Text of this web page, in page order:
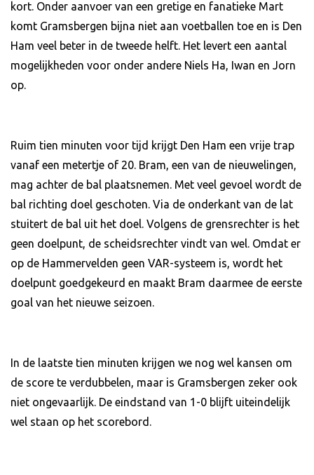
kort. Onder aanvoer van een gretige en fanatieke Mart
komt Gramsbergen bijna niet aan voetballen toe en is Den
Ham veel beter in de tweede helft. Het levert een aantal
mogelijkheden voor onder andere Niels Ha, Iwan en Jorn
op.
Ruim tien minuten voor tijd krijgt Den Ham een vrije trap
vanaf een metertje of 20. Bram, een van de nieuwelingen,
mag achter de bal plaatsnemen. Met veel gevoel wordt de
bal richting doel geschoten. Via de onderkant van de lat
stuitert de bal uit het doel. Volgens de grensrechter is het
geen doelpunt, de scheidsrechter vindt van wel. Omdat er
op de Hammervelden geen VAR-systeem is, wordt het
doelpunt goedgekeurd en maakt Bram daarmee de eerste
goal van het nieuwe seizoen.
In de laatste tien minuten krijgen we nog wel kansen om
de score te verdubbelen, maar is Gramsbergen zeker ook
niet ongevaarlijk. De eindstand van 1-0 blijft uiteindelijk
wel staan op het scorebord.